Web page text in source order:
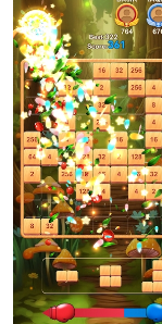
《方块拼图仙境
*丰富的关卡设计